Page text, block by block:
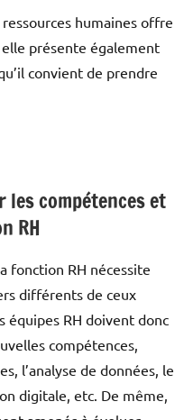
humaines offre
présente également
convient de prendre
les compétences et
RH
fonction RH nécessite
différents de ceux
RH doivent donc
compétences,
l’analyse de données, le
digitale, etc. De même,